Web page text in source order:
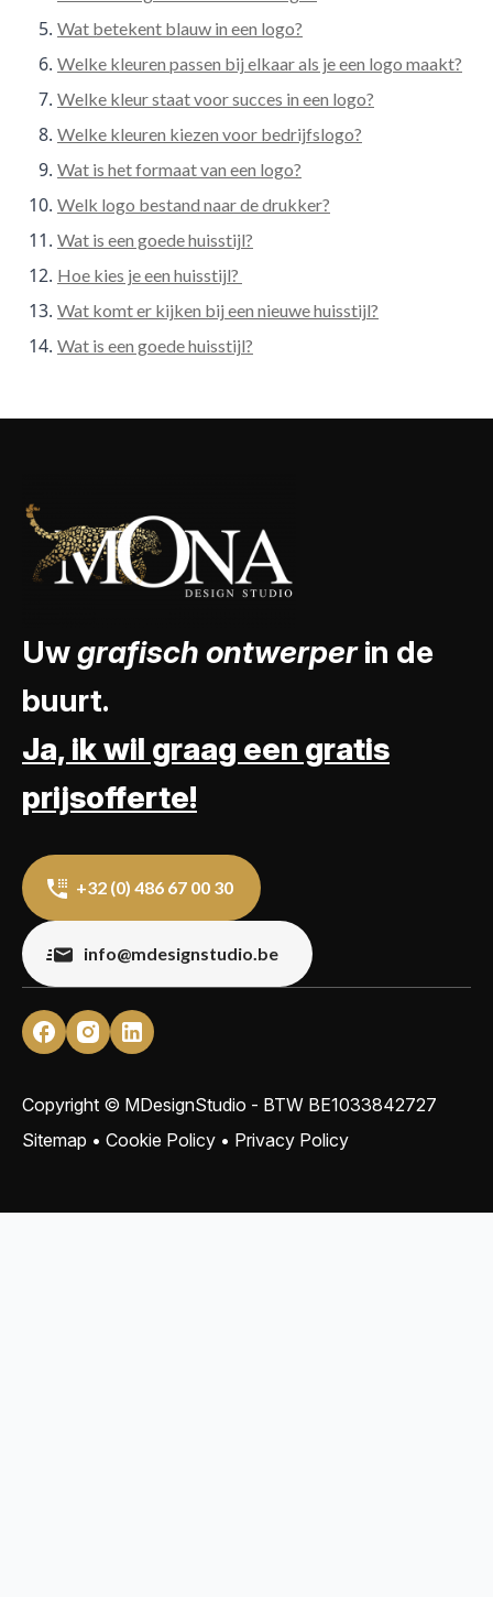
Wat betekent blauw in een logo?
Welke kleuren passen bij elkaar als je een logo maakt?
Welke kleur staat voor succes in een logo?
Welke kleuren kiezen voor bedrijfslogo?
Wat is het formaat van een logo?
Welk logo bestand naar de drukker?
Wat is een goede huisstijl?
Hoe kies je een huisstijl?
Wat komt er kijken bij een nieuwe huisstijl?
Wat is een goede huisstijl?
Uwgrafisch ontwerperin de
buurt.
Ja, ik wil graag een gratis
prijsofferte!
+32 (0) 486 67 00 30
info@mdesignstudio.be
Copyright © MDesignStudio - BTW BE1033842727
Sitemap • Cookie Policy • Privacy Policy